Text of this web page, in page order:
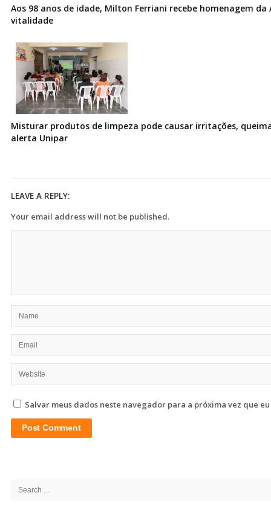
Aos 98 anos de idade, Milton Ferriani recebe homenagem da
vitalidade
Misturar produtos de limpeza pode causar irritações,
alerta Unipar
LEAVE A REPLY:
Your email address will not be published.
Salvar meus dados neste navegador para a próxima vez que
Search